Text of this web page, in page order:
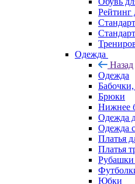
Рейтинг
Одежда
Назад
Одежда
Бабочки,
Брюки
Нижнее
Одежда
Одежда
Платья
Платья
Рубашки
Юбки